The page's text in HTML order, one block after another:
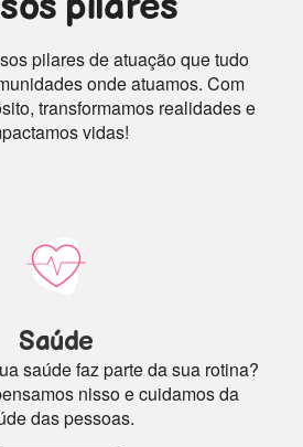
pilares de atuação que tudo
onde atuamos. Com
transformamos realidades e
vidas!
Saúde
saúde faz parte da sua rotina?
nisso e cuidamos da
das pessoas.